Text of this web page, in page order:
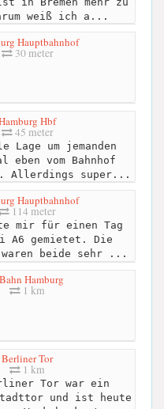
weiß ich a...
Hauptbahnhof
30 meter
Hbf
45 meter
Lage um jemanden
eben vom Bahnhof
Allerdings super...
Hauptbahnhof
114 meter
mir für einen Tag
A6 gemietet. Die
beide sehr ...
Hamburg
1 km
Berliner Tor
1 km
Tor war ein
und ist heute